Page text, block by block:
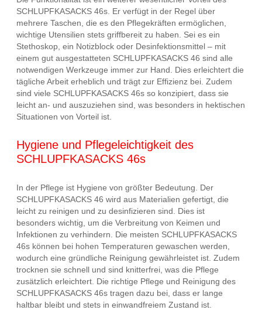
SCHLUPFKASACKS 46s. Er verfügt in der Regel über
mehrere Taschen, die es den Pflegekräften ermöglichen,
wichtige Utensilien stets griffbereit zu haben. Sei es ein
Stethoskop, ein Notizblock oder Desinfektionsmittel – mit
einem gut ausgestatteten SCHLUPFKASACKS 46 sind alle
notwendigen Werkzeuge immer zur Hand. Dies erleichtert die
tägliche Arbeit erheblich und trägt zur Effizienz bei. Zudem
sind viele SCHLUPFKASACKS 46s so konzipiert, dass sie
leicht an- und auszuziehen sind, was besonders in hektischen
Situationen von Vorteil ist.
Hygiene und Pflegeleichtigkeit des
SCHLUPFKASACKS 46s
In der Pflege ist Hygiene von größter Bedeutung. Der
SCHLUPFKASACKS 46 wird aus Materialien gefertigt, die
leicht zu reinigen und zu desinfizieren sind. Dies ist
besonders wichtig, um die Verbreitung von Keimen und
Infektionen zu verhindern. Die meisten SCHLUPFKASACKS
46s können bei hohen Temperaturen gewaschen werden,
wodurch eine gründliche Reinigung gewährleistet ist. Zudem
trocknen sie schnell und sind knitterfrei, was die Pflege
zusätzlich erleichtert. Die richtige Pflege und Reinigung des
SCHLUPFKASACKS 46s tragen dazu bei, dass er lange
haltbar bleibt und stets in einwandfreiem Zustand ist.